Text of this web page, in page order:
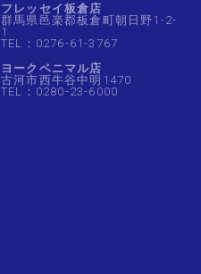
フレッセイ板倉店
群馬県邑楽郡板倉町朝日野1-2-
1
TEL：0276-61-3767
ヨークベニマル店
古河市西牛谷中明1470
TEL：0280-23-6000